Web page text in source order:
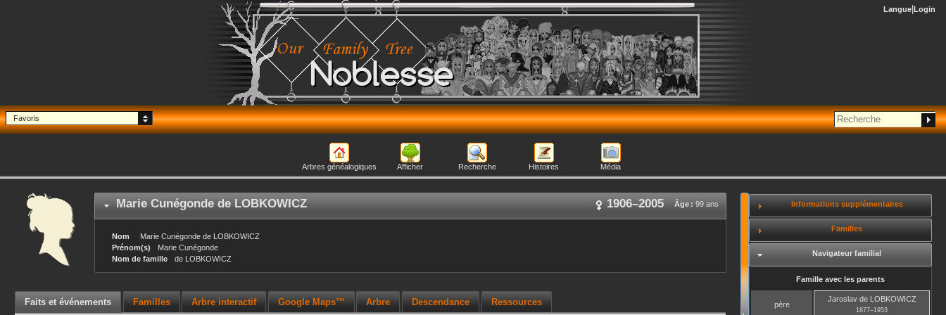
Noblesse
Langue Login
Favoris
Arbres généalogiques Afficher Recherche Histoires Média
Marie Cunégonde de LOBKOWICZ Âge : 99 ans
1906–2005
Nom Marie Cunégonde de LOBKOWICZ
Prénom(s)
Marie Cunégonde
Nom de famille
de LOBKOWICZ
Faits et événements Familles Arbre interactif Google Maps™ Arbre Descendance Ressources
Informations supplémentaires
Familles
Navigateur familial
Famille avec les parents
père
Jaroslavde LOBKOWICZ
1877–1953